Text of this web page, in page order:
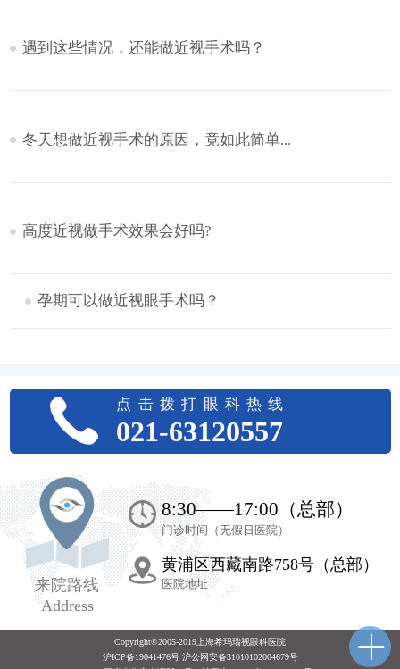
遇到这些情况，还能做近视手术吗？
冬天想做近视手术的原因，竟如此简单...
高度近视做手术效果会好吗?
孕期可以做近视眼手术吗？
点击拨打眼科热线
021-63120557
来院路线
Address
8:30——17:00（总部）
门诊时间（无假日医院）
黄浦区西藏南路758号（总部）
医院地址
Copyright©2005-2019上海希玛瑞视眼科医院
沪ICP备19041476号 沪公网安备31010102004679号